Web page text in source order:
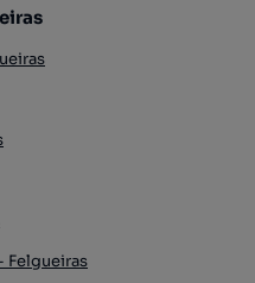
Felgueiras